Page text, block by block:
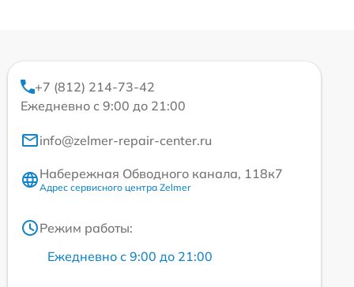
+7 (812) 214-73-42
Ежедневно с 9:00 до 21:00
info@zelmer-repair-center.ru
Набережная Обводного канала, 118к7
Адрес сервисного центра Zelmer
Режим работы:
Ежедневно с 9:00 до 21:00